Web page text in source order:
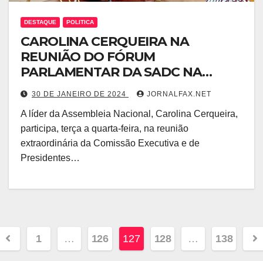
DESTAQUE POLITICA
CAROLINA CERQUEIRA NA
REUNIÃO DO FÓRUM
PARLAMENTAR DA SADC NA
ÁFRICA DO SUL
30 DE JANEIRO DE 2024 JORNALFAX.NET
A líder da Assembleia Nacional, Carolina Cerqueira,
participa, terça a quarta-feira, na reunião
extraordinária da Comissão Executiva e de
Presidentes…
1 … 126 127 128 … 138